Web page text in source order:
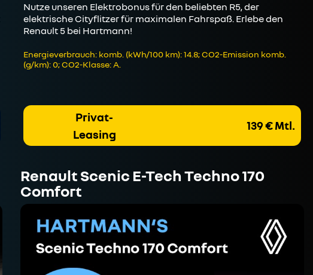
Nutze unseren Elektrobonus für den beliebten R5, der
elektrische Cityflitzer für maximalen Fahrspaß. Erlebe den
Renault 5 bei Hartmann!
Energieverbrauch: komb. (kWh/100 km): 14.8; CO2-Emission komb.
(g/km): 0; CO2-Klasse: A.
Privat-
Leasing
139 € Mtl.
Renault Scenic E-Tech Techno 170
Comfort